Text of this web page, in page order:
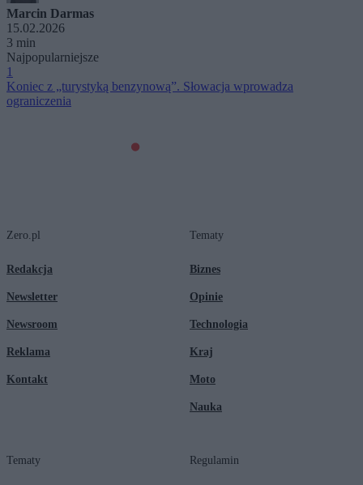
Marcin Darmas
15.02.2026
3 min
Najpopularniejsze
1
Koniec z „turystyką benzynową”. Słowacja wprowadza
ograniczenia
Zero.pl
Redakcja
Newsletter
Newsroom
Reklama
Kontakt
Tematy
Biznes
Opinie
Technologia
Kraj
Moto
Nauka
Tematy Regulamin